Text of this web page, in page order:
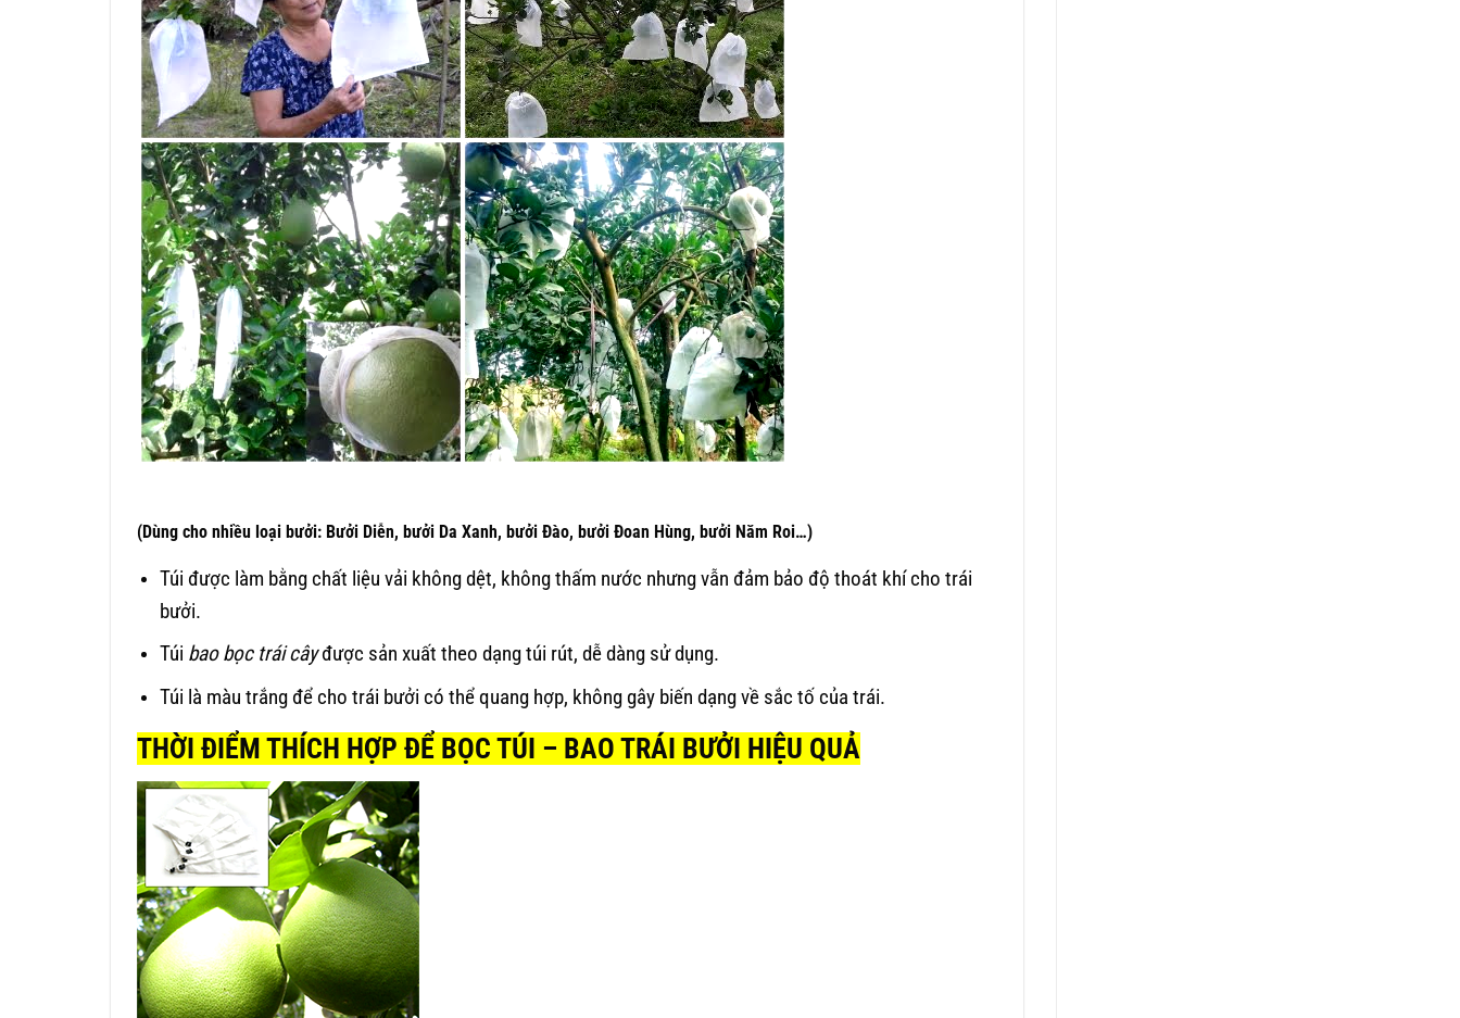
(Dùng cho nhiều loại bưởi: Bưởi Diễn, bưởi Da Xanh, bưởi Đào, bưởi Đoan Hùng, bưởi Năm Roi…)
Túi được làm bằng chất liệu vải không dệt, không thấm nước nhưng vẫn đảm bảo độ thoát khí cho trái
bưởi.
Túi bao bọc trái câyđược sản xuất theo dạng túi rút, dễ dàng sử dụng.
Túi là màu trắng để cho trái bưởi có thể quang hợp, không gây biến dạng về sắc tố của trái.
THỜI ĐIỂM THÍCH HỢP ĐỂ BỌC TÚI – BAO TRÁI BƯỞI HIỆU QUẢ